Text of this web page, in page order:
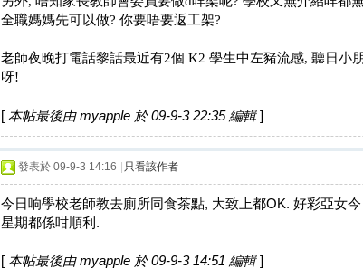
全職媽媽先可以做? 你要唔要返工架?
老師夜晚打電話黎話最近有2個 K2 學生中左豬流感, 聽日小
呀!
[ 本帖最後由 myapple 於 09-9-3 22:35 編輯]
發表於 09-9-3 14:16 只看該作者
今日响學校老師教去廁所同食茶點, 大致上都OK. 好彩亞女
星期都係咁順利.
[ 本帖最後由 myapple 於 09-9-3 14:51 編輯]